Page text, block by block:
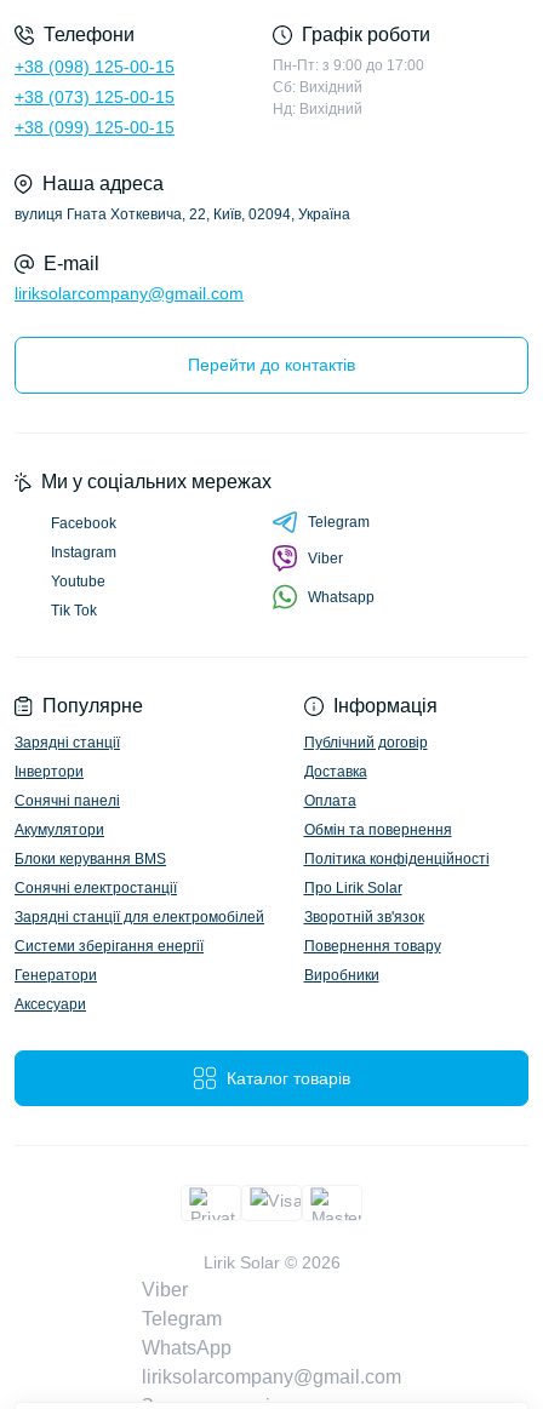
Телефони
+38 (098) 125-00-15
+38 (073) 125-00-15
+38 (099) 125-00-15
Графік роботи
Пн-Пт: з 9:00 до 17:00
Сб: Вихідний
Нд: Вихідний
Наша адреса
вулиця Гната Хоткевича, 22, Київ, 02094, Україна
E-mail
liriksolarcompany@gmail.com
Перейти до контактів
Популярне
Зарядні станції
Інвертори
Сонячні панелі
Акумулятори
Блоки керування BMS
Сонячні електростанції
Зарядні станції для електромобілей
Системи зберігання енергії
Генератори
Аксесуари
Інформація
Публічний договір
Доставка
Оплата
Обмін та повернення
Політика конфіденційності
Про Lirik Solar
Зворотній зв'язок
Повернення товару
Виробники
Каталог товарів
Ми у соціальних мережах
Facebook
Instagram
Youtube
Tik Tok
Telegram
Viber
Whatsapp
Lirik Solar © 2026
Viber
Telegram
WhatsApp
liriksolarcompany@gmail.com